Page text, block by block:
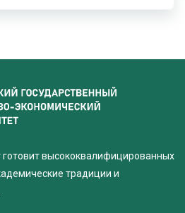
готовит высококвалифицированных
традиции и